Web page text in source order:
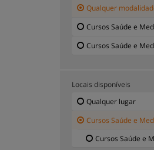
Qualquer
Cursos Saúde e
Cursos Saúde e
Locais disponíveis
Qualquer lugar
Cursos Saúde e
Cursos Saúde e